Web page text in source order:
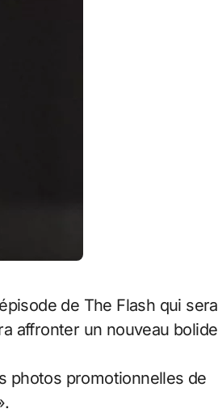
affronter un nouveau bolide
photos promotionnelles de